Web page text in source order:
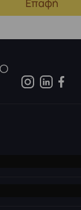
Επαφή